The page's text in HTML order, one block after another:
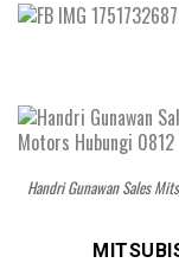
Handri Gunawan Sales